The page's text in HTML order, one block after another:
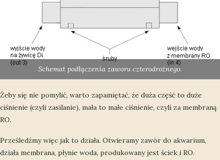
Schemat podłączenia zaworu czterodrożnego.
Żeby się nie pomylić, warto zapamiętać, że duża część to duże
ciśnienie (czyli zasilanie), mała to małe ciśnienie, czyli za membraną
RO.
Prześledźmy więc jak to działa. Otwieramy zawór do akwarium,
działa membrana, płynie woda, produkowany jest ściek i RO.